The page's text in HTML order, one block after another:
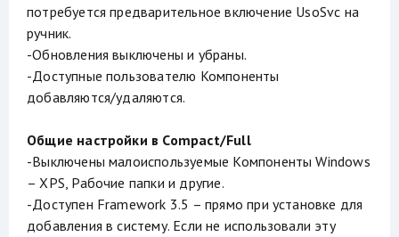
потребуется предварительное включение UsoSvc на
ручник.
-Обновления выключены и убраны.
-Доступные пользователю Компоненты
добавляются/удаляются.
Общие настройки в Compact/Full
-Выключены малоиспользуемые Компоненты Windows
– XPS, Рабочие папки и другие.
-Доступен Framework 3.5 – прямо при установке для
добавления в систему. Если не использовали эту